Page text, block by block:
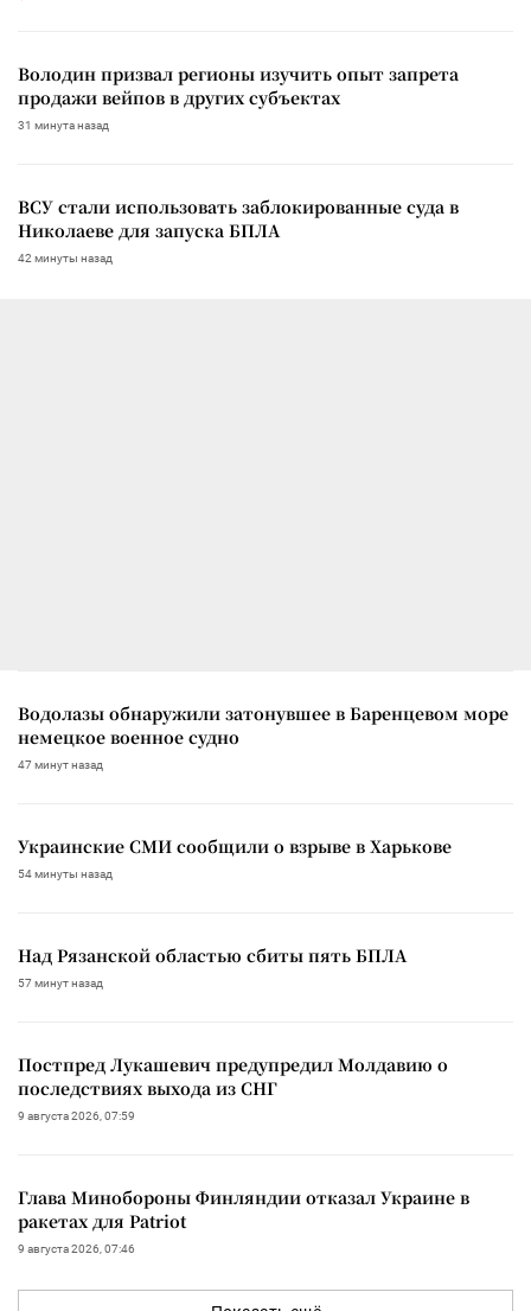
Володин призвал регионы изучить опыт запрета
продажи вейпов в других субъектах
31 минута назад
ВСУ стали использовать заблокированные суда в
Николаеве для запуска БПЛА
42 минуты назад
Водолазы обнаружили затонувшее в Баренцевом море
немецкое военное судно
47 минут назад
Украинские СМИ сообщили о взрыве в Харькове
54 минуты назад
Над Рязанской областью сбиты пять БПЛА
57 минут назад
Постпред Лукашевич предупредил Молдавию о
последствиях выхода из СНГ
9 августа 2026, 07:59
Глава Минобороны Финляндии отказал Украине в
ракетах для Patriot
9 августа 2026, 07:46